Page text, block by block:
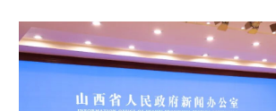
学术中国 乡村振兴 银龄
城市 旅游 能源
娱乐 时尚